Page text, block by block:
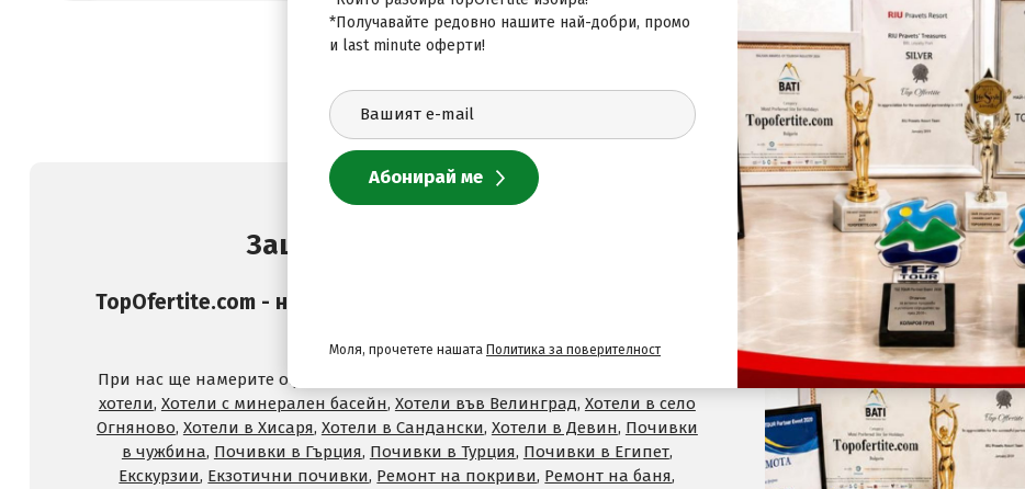
Защо да изберете нас
TopOfertite.com - най-предпочитан онлайн сайт за почивки
При нас ще намерите оферти за
хотели, Хотели с минерален басейн, Хотели във Велинград, Хотели в село
Огняново, Хотели в Хисаря, Хотели в Сандански, Хотели в Девин, Почивки
в чужбина, Почивки в Гърция, Почивки в Турция, Почивки в Египет,
Екскурзии, Екзотични почивки, Ремонт на покриви, Ремонт на баня,
*Получавайте редовно нашите най-добри, промо
и last minute оферти!
Моля, прочетете нашата Политика за поверителност